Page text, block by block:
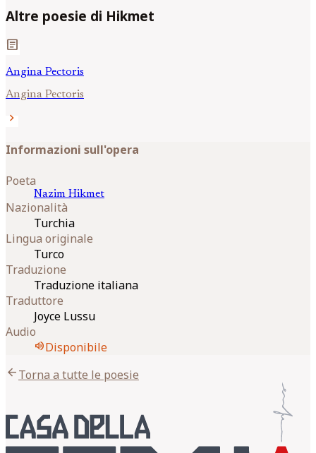
Altre poesie di Hikmet
article
Angina Pectoris
Angina Pectoris
chevron_right
Informazioni sull'opera
Poeta
Nazim Hikmet
Nazionalità
Turchia
Lingua originale
Turco
Traduzione
Traduzione italiana
Traduttore
Joyce Lussu
Audio
volume_upDisponibile
arrow_backTorna a tutte le poesie